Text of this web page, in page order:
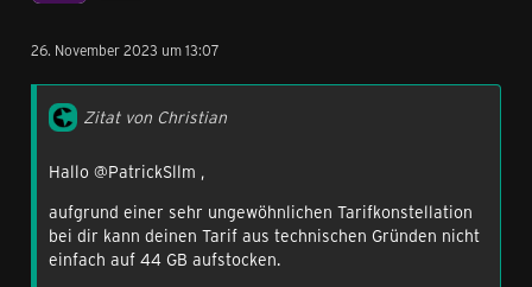
26. November 2023 um 13:07
Zitat von Christian
Hallo @PatrickSllm ,
aufgrund einer sehr ungewöhnlichen Tarifkonstellation
bei dir kann deinen Tarif aus technischen Gründen nicht
einfach auf 44 GB aufstocken.